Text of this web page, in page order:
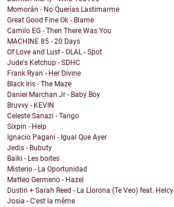
Momorán - No Querías Lastimarme
Great Good Fine Ok - Blame
Camilo EG - Then There Was You
MACHINE 85 - 20 Days
Of Love and Lust - OLAL - Spot
Jude's Ketchup - SDHC
Frank Ryan - Her Divine
Black Iris - The Maze
Daniel Marchan Jr - Baby Boy
Bruvvy - KEVIN
Celeste Sanazi - Tango
Sixpin - Help
Ignacio Pagani - Igual Que Ayer
Jedis - Bubuty
Baïki - Les boites
Misterio - La Oportunidad
Matteo Germeno - Hazel
Dustin + Sarah Reed - La Llorona (Te Veo) feat. Helcy
Josia - C'est la même